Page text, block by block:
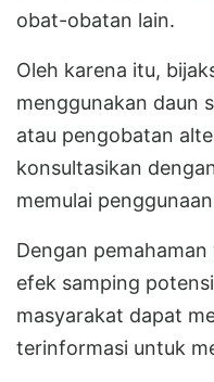
obat-obatan lain.
Oleh karena itu,
menggunakan daun
atau pengobatan
konsultasikan
memulai
Dengan
efek samping
masyarakat dapat
terinformasi untuk